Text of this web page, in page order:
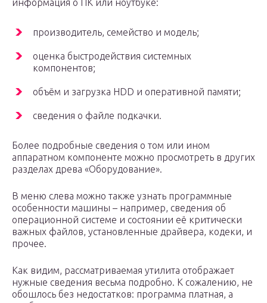
информация о ПК или ноутбуке:
производитель, семейство и модель;
оценка быстродействия системных
компонентов;
объём и загрузка HDD и оперативной памяти;
сведения о файле подкачки.
Более подробные сведения о том или ином
аппаратном компоненте можно просмотреть в других
разделах древа «Оборудование».
В меню слева можно также узнать программные
особенности машины – например, сведения об
операционной системе и состоянии её критически
важных файлов, установленные драйвера, кодеки, и
прочее.
Как видим, рассматриваемая утилита отображает
нужные сведения весьма подробно. К сожалению, не
обошлось без недостатков: программа платная, а